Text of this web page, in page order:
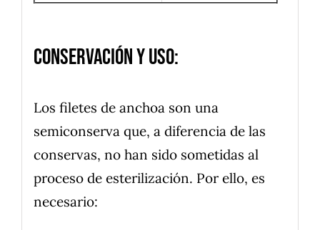
Conservación y uso:
Los filetes de anchoa son una
semiconserva que, a diferencia de las
conservas, no han sido sometidas al
proceso de esterilización. Por ello, es
necesario: